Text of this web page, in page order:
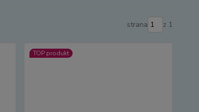
strana z 1
TOP produkt